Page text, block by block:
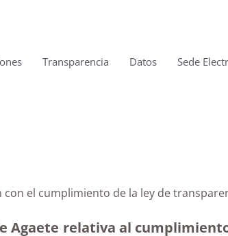
Transparencia Datos Sede
el cumplimiento de la ley de
Agaete relativa al